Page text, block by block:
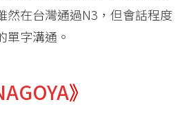
然在台灣通過N3，但會話程度
單字溝通。
》